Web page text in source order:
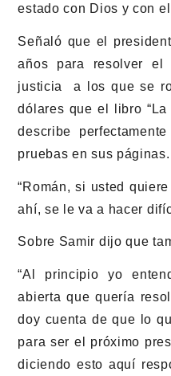
estado con Dios y con
Señaló que el
años para resolver el
justicia a los que se
dólares que el libro
describe
pruebas en sus páginas.
“Román, si usted
ahí, se le va a hacer
Sobre Samir dijo que
“Al principio yo
abierta que quería
doy cuenta de que lo
para ser el próximo
diciendo esto aquí